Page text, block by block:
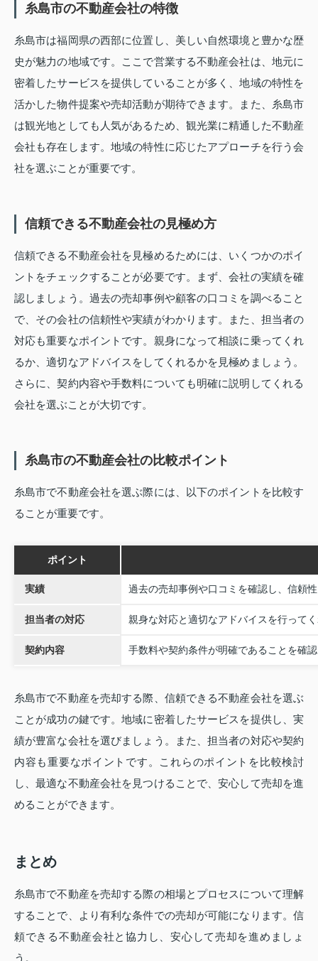
糸島市の不動産会社の特徴
糸島市は福岡県の西部に位置し、美しい自然環境と豊かな歴
史が魅力の地域です。ここで営業する不動産会社は、地元に
密着したサービスを提供していることが多く、地域の特性を
活かした物件提案や売却活動が期待できます。また、糸島市
は観光地としても人気があるため、観光業に精通した不動産
会社も存在します。地域の特性に応じたアプローチを行う会
社を選ぶことが重要です。
信頼できる不動産会社の見極め方
信頼できる不動産会社を見極めるためには、いくつかのポイ
ントをチェックすることが必要です。まず、会社の実績を確
認しましょう。過去の売却事例や顧客の口コミを調べること
で、その会社の信頼性や実績がわかります。また、担当者の
対応も重要なポイントです。親身になって相談に乗ってくれ
るか、適切なアドバイスをしてくれるかを見極めましょう。
さらに、契約内容や手数料についても明確に説明してくれる
会社を選ぶことが大切です。
糸島市の不動産会社の比較ポイント
糸島市で不動産会社を選ぶ際には、以下のポイントを比較す
ることが重要です。
ポイント
実績 過去の売却事例や口コミを確認し、信頼
担当者の対応 親身な対応と適切なアドバイスを行って
契約内容 手数料や契約条件が明確であることを確
糸島市で不動産を売却する際、信頼できる不動産会社を選ぶ
ことが成功の鍵です。地域に密着したサービスを提供し、実
績が豊富な会社を選びましょう。また、担当者の対応や契約
内容も重要なポイントです。これらのポイントを比較検討
し、最適な不動産会社を見つけることで、安心して売却を進
めることができます。
まとめ
糸島市で不動産を売却する際の相場とプロセスについて理解
することで、より有利な条件での売却が可能になります。信
頼できる不動産会社と協力し、安心して売却を進めましょ
う。